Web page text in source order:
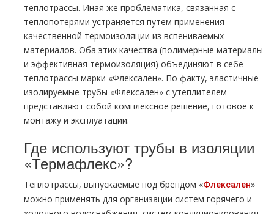
теплотрассы. Иная же проблематика, связанная с
теплопотерями устраняется путем применения
качественной термоизоляции из вспениваемых
материалов. Оба этих качества (полимерные материалы
и эффективная термоизоляция) объединяют в себе
теплотрассы марки «Флексален». По факту, эластичные
изолируемые трубы «Флексален» с утеплителем
представляют собой комплексное решение, готовое к
монтажу и эксплуатации.
Где используют трубы в изоляции
«Термафлекс»?
Теплотрассы, выпускаемые под брендом «Флексален»
можно применять для организации систем горячего и